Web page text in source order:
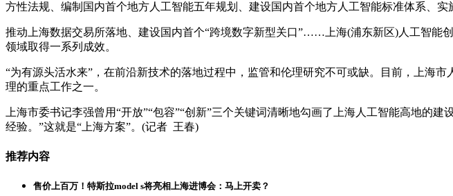
方性法规、编制国内首个地方人工智能五年规划、建设国内首个地方人工智能标准体系、
推动上海数据交易所落地、建设国内首个“跨境数字新型关口”……上海(浦东新区)人工智能
领域取得一系列成效。
“为有源头活水来”，在前沿新技术的落地过程中，监管和伦理研究不可或缺。目前，上海
理的重点工作之一。
上海市委书记李强曾用“开放”“包容”“创新”三个关键词清晰地勾画了上海人工智能高地的
经验。”这就是“上海方案”。(记者 王春)
推荐内容
售价上百万！特斯拉model s将亮相上海进博会：马上开卖？